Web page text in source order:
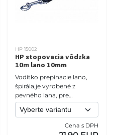
HP 15002
HP stopovacia vôdzka
10m lano 10mm
Vodítko prepínacie lano,
špirála,je vyrobené z
pevného lana, pre
maximálnu pevnosť sú
spoje vodítka
vysokotepelne zvarené,
prešité a prekryté plastovo
Cena s DPH